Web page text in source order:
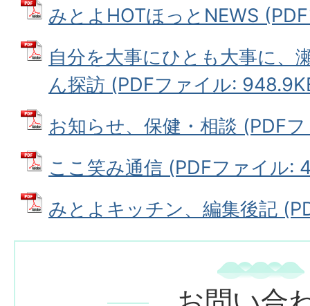
みとよHOTほっとNEWS
自分を大事にひとも大事に、
ん探訪 (PDFファイル:
お知らせ、保健・相談 (PDF
ここ笑み通信 (PDFファイル:
みとよキッチン、編集後記